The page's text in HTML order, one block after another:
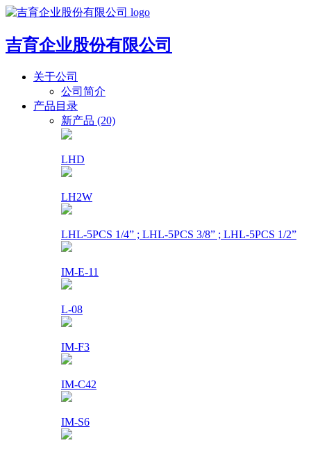
吉育企业股份有限公司
关于公司
公司简介
产品目录
新产品 (20)
LHD
LH2W
LHL-5PCS 1/4” ; LHL-5PCS 3/8” ; LHL-5PCS 1/2”
IM-E-11
L-08
IM-F3
IM-C42
IM-S6